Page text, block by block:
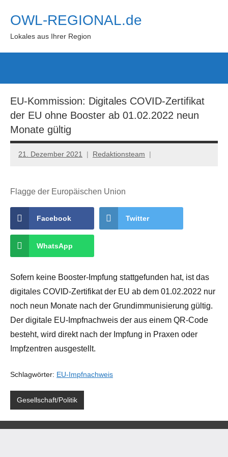
Inhalt
springen
OWL-REGIONAL.de
Lokales aus Ihrer Region
EU-Kommission: Digitales COVID-Zertifikat
der EU ohne Booster ab 01.02.2022 neun
Monate gültig
21. Dezember 2021 Redaktionsteam
Flagge der Europäischen Union
Facebook Twitter
WhatsApp
Sofern keine Booster-Impfung stattgefunden hat, ist das
digitales COVID-Zertifikat der EU ab dem 01.02.2022 nur
noch neun Monate nach der Grundimmunisierung gültig.
Der digitale EU-Impfnachweis der aus einem QR-Code
besteht, wird direkt nach der Impfung in Praxen oder
Impfzentren ausgestellt.
Schlagwörter: EU-Impfnachweis
Gesellschaft/Politik